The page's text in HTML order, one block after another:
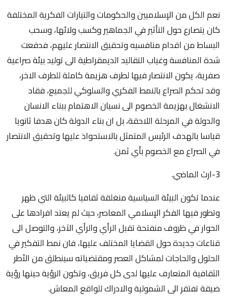
نعم الكل من الإسلاميين والحكومات والتيارات الفكرية المختلفة
كان يتصارع حول التأثير في الجماهير وكسب ولائها، وسحب
البساط من اقدام منافسيه وتحقيق الانتصار عليهم، فدفعت
شدة المنافسة وغياب التقاليد الديمقراطية الى توليد بيئة صراعية
صفرية، يكون الانتصار فيها لطرف هزيمة كاملة للطرف الاخر،
وقد تحكم الصراع بالنمط الفكري والسلوكي للجميع، فقاد
الانشغال بهزيمة الخصوم الى نسيان الاهتمام ببناء الانسان
والدولة في المرحلة اللاحقة، بل ان بناء الدولة كان هدفا ثانويا
قياسا بالهدف الرئيس المتمثل بالاستحواذ عليها وتحقيق الانتصار
في الصراع مع الخصوم بأي ثمن.
3-ارث الماضي.
عندما تكون البيئة السياسية منغلقة ثقافيا كالبيئة التي ظهر
وتطور فيها الفكر الإسلامي المعاصر، حيث لم يعتد افرادها على
الحوار في ظروف منفتحة تقبل الرأي والرأي الآخر، والتوصل الى
قناعات جديدة حول القضايا المختلف عليها، فان نمط التفكير في
الحلول والحاجات لمشاكل العصر ومقتضياته سينطلق من الأطر
الثقافية المتعارف عليها لدى كل فريق، وتكون الرؤية حينها رؤية
ضيقة تفتقر الى الشمولية والادراك للواقع المعاش.